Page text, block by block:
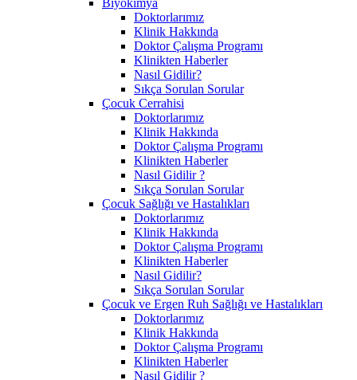
Doktorlarımız
Klinik Hakkında
Doktor Çalışma Programı
Klinikten Haberler
Nasıl Gidilir?
Sıkça Sorulan Sorular
Çocuk Cerrahisi
Doktorlarımız
Klinik Hakkında
Doktor Çalışma Programı
Klinikten Haberler
Nasıl Gidilir ?
Sıkça Sorulan Sorular
Çocuk Sağlığı ve Hastalıkları
Doktorlarımız
Klinik Hakkında
Doktor Çalışma Programı
Klinikten Haberler
Nasıl Gidilir?
Sıkça Sorulan Sorular
Çocuk ve Ergen Ruh Sağlığı ve Hastalıkları
Doktorlarımız
Klinik Hakkında
Doktor Çalışma Programı
Klinikten Haberler
Nasıl Gidilir ?